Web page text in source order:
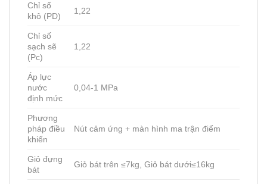
Chỉ số
khô (PD)
1,22
Chỉ số
sạch sẽ
(Pc)
1,22
Áp lực
nước
định mức
0,04-1 MPa
Phương
pháp điều
khiển
Nút cảm ứng + màn hình ma trận điểm
Giỏ đựng
bát
Giỏ bát trên ≤7kg, Giỏ bát dưới≤16kg